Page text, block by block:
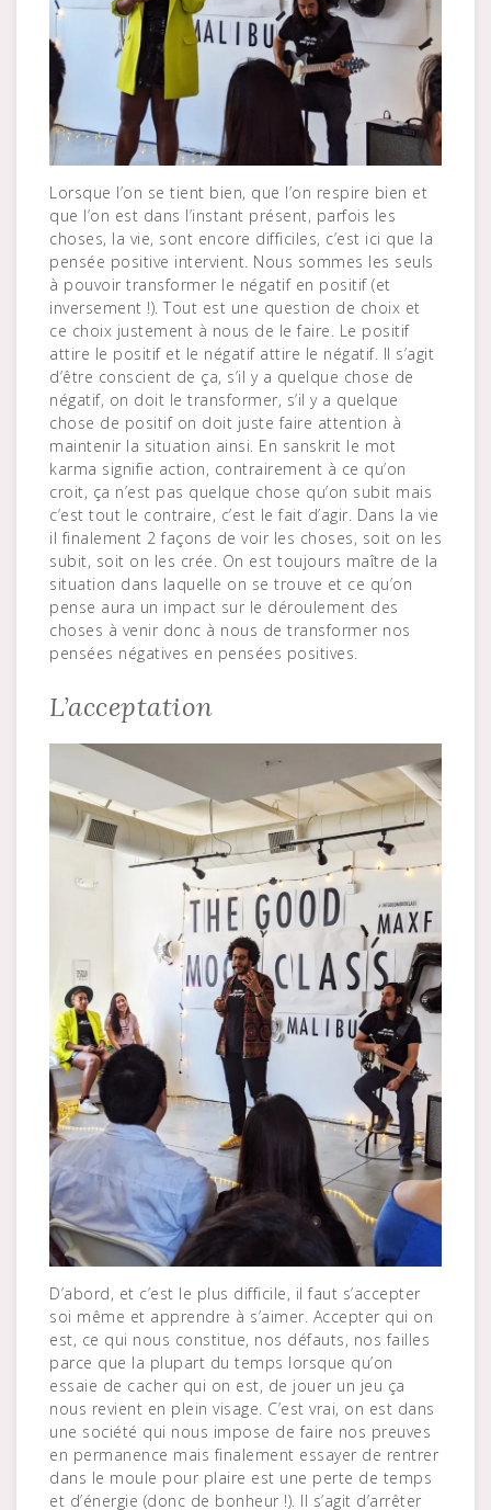
Lorsque l’on se tient bien, que l’on respire bien et
que l’on est dans l’instant présent, parfois les
choses, la vie, sont encore difficiles, c’est ici que la
pensée positive intervient. Nous sommes les seuls
à pouvoir transformer le négatif en positif (et
inversement !). Tout est une question de choix et
ce choix justement à nous de le faire. Le positif
attire le positif et le négatif attire le négatif. Il s’agit
d’être conscient de ça, s’il y a quelque chose de
négatif, on doit le transformer, s’il y a quelque
chose de positif on doit juste faire attention à
maintenir la situation ainsi. En sanskrit le mot
karma signifie action, contrairement à ce qu’on
croit, ça n’est pas quelque chose qu’on subit mais
c’est tout le contraire, c’est le fait d’agir. Dans la vie
il finalement 2 façons de voir les choses, soit on les
subit, soit on les crée. On est toujours maître de la
situation dans laquelle on se trouve et ce qu’on
pense aura un impact sur le déroulement des
choses à venir donc à nous de transformer nos
pensées négatives en pensées positives.
L’acceptation
D’abord, et c’est le plus difficile, il faut s’accepter
soi même et apprendre à s’aimer. Accepter qui on
est, ce qui nous constitue, nos défauts, nos failles
parce que la plupart du temps lorsque qu’on
essaie de cacher qui on est, de jouer un jeu ça
nous revient en plein visage. C’est vrai, on est dans
une société qui nous impose de faire nos preuves
en permanence mais finalement essayer de rentrer
dans le moule pour plaire est une perte de temps
et d’énergie (donc de bonheur !). Il s’agit d’arrêter